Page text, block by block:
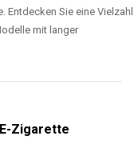
Entdecken Sie eine Vielzahl
mit langer
Zigarette